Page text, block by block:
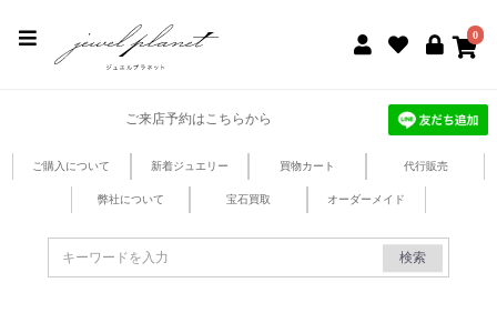
0
ご来店予約はこちらから
ご購入について 新着ジュエリー 買物カート 代行販売
弊社について 宝石買取 オーダーメイド
検索